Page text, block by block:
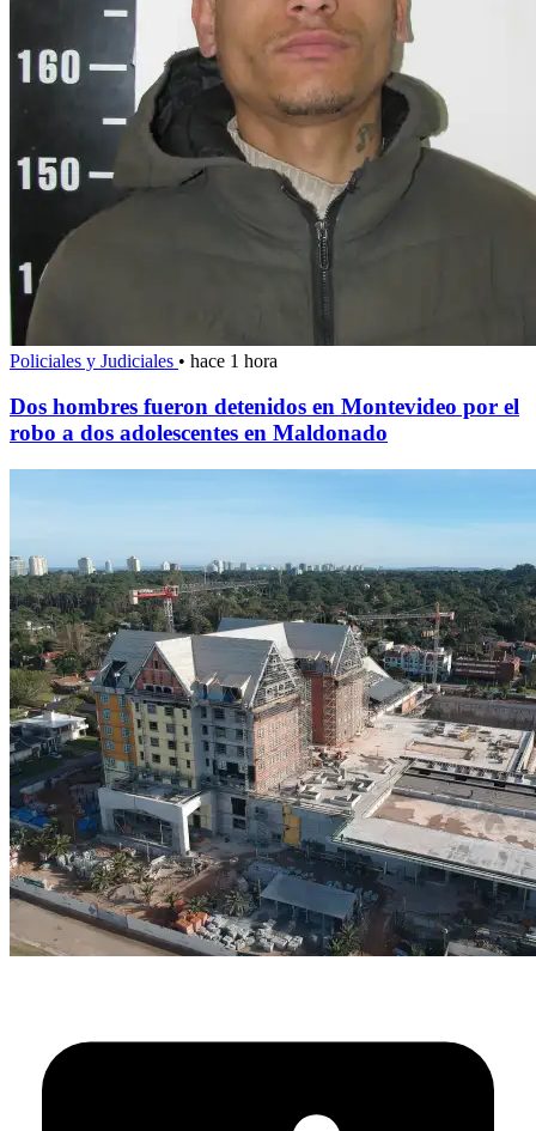
Policiales y Judiciales • hace 1 hora
Dos hombres fueron detenidos en Montevideo por el
robo a dos adolescentes en Maldonado